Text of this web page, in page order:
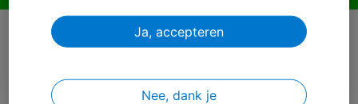
Inloggen
Wachtwoord vergeten?
Ja, accepteren
Nee, dank je